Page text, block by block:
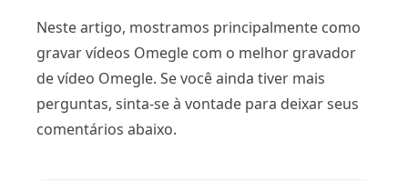
Neste artigo, mostramos principalmente como
gravar vídeos Omegle com o melhor gravador
de vídeo Omegle. Se você ainda tiver mais
perguntas, sinta-se à vontade para deixar seus
comentários abaixo.